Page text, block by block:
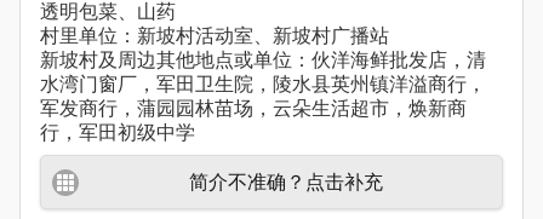
透明包菜、山药
村里单位：新坡村活动室、新坡村广播站
新坡村及周边其他地点或单位：伙洋海鲜批发店，清
水湾门窗厂，军田卫生院，陵水县英州镇洋溢商行，
军发商行，蒲园园林苗场，云朵生活超市，焕新商
行，军田初级中学
简介不准确？点击补充